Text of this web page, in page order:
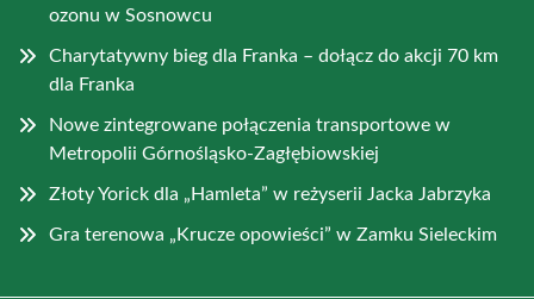
ozonu w Sosnowcu
Charytatywny bieg dla Franka – dołącz do akcji 70 km
dla Franka
Nowe zintegrowane połączenia transportowe w
Metropolii Górnośląsko-Zagłębiowskiej
Złoty Yorick dla „Hamleta” w reżyserii Jacka Jabrzyka
Gra terenowa „Krucze opowieści” w Zamku Sieleckim